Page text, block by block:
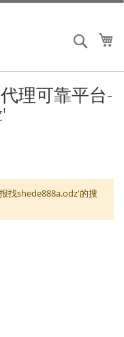
搜索
理可靠平台-
找shede888a.odz'的搜